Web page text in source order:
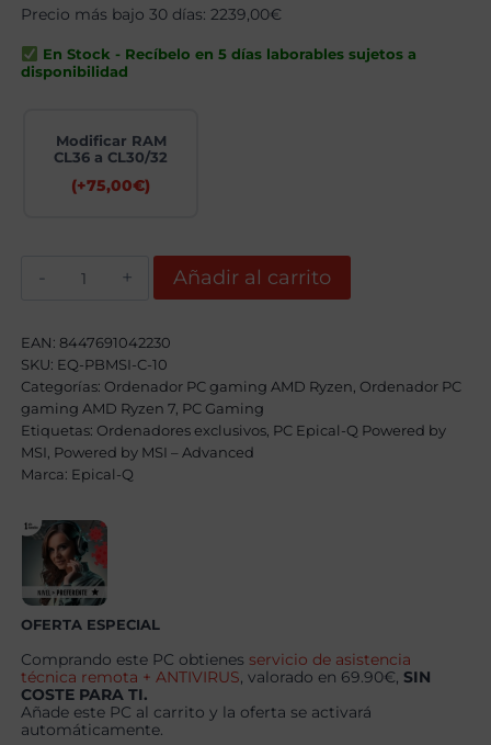
original
era:
2629,00€.
actual
es:
2289,00€.
Precio más bajo 30 días:2239,00€
En Stock - Recíbelo en 5 días laborables sujetos a
disponibilidad
Modificar RAM
CL36 a CL30/32
(+75,00€)
X
AMD
Ryzen
7
9800X3D,
32GB,
2TB
SSD
NVME,
16GB
+
Windows
11
Pro
Añadir al carrito
EAN:8447691042230
SKU: EQ-PBMSI-C-10
Categorías: Ordenador PC gaming AMD Ryzen Ordenador PC
gaming AMD Ryzen 7 PC Gaming
Etiquetas: Ordenadores exclusivos PC Epical-Q Powered by
MSI Powered by MSI – Advanced
Marca: Epical-Q
OFERTA ESPECIAL
Comprando este PC obtienes servicio de asistencia
técnica remota + ANTIVIRUS , valorado en 69.90€,SIN
COSTE PARA TI.
Añade este PC al carrito y la oferta se activará
automáticamente.